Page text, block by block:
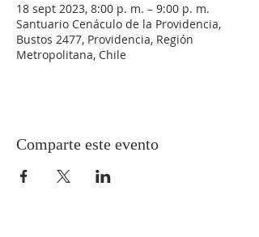
18 sept 2023, 8:00 p. m. – 9:00 p. m.
Santuario Cenáculo de la Providencia,
Bustos 2477, Providencia, Región
Metropolitana, Chile
Comparte este evento